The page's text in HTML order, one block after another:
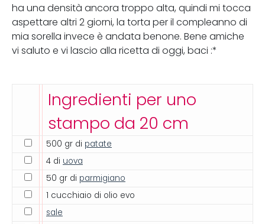
ha una densità ancora troppo alta, quindi mi tocca
aspettare altri 2 giorni, la torta per il compleanno di
mia sorella invece è andata benone. Bene amiche
vi saluto e vi lascio alla ricetta di oggi, baci :*
Ingredienti per uno
stampo da 20 cm
500 gr di patate
4 di uova
50 gr di parmigiano
1 cucchiaio di olio evo
sale